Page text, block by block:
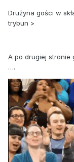
Drużyna gości w
trybun >
A po drugiej stronie
….